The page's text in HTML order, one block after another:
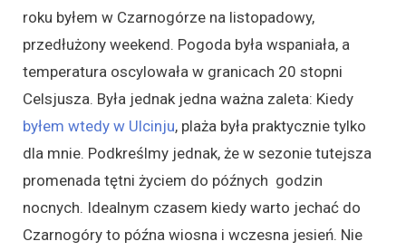
roku byłem w Czarnogórze na listopadowy,
przedłużony weekend. Pogoda była wspaniała, a
temperatura oscylowała w granicach 20 stopni
Celsjusza. Była jednak jedna ważna zaleta: Kiedy
byłem wtedy w Ulcinju, plaża była praktycznie tylko
dla mnie. Podkreślmy jednak, że w sezonie tutejsza
promenada tętni życiem do późnych godzin
nocnych. Idealnym czasem kiedy warto jechać do
Czarnogóry to późna wiosna i wczesna jesień. Nie